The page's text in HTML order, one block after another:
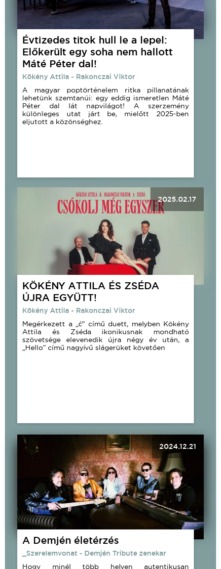
Évtizedes titok hull le a lepel:
Előkerült egy soha nem hallott
Máté Péter dal!
Kökény Attila - Rakonczai Viktor
A magyar poptörténelem ritka pillanatának
lehetünk szemtanúi: egy eddig ismeretlen Máté
Péter dal lát napvilágot! A szerzemény
különleges utat járt be, mielőtt 2025-ben
eljutott a közönséghez.
2025.02.17
KÖKÉNY ATTILA ÉS ZSÉDA
ÚJRA EGYÜTT!
Kökény Attila - Rakonczai Viktor
Megérkezett a „ć" című duett, melyben Kökény
Attila és Zséda ikonikusnak mondható
szövetsége elevenedik újra négy év után, a
„Hello” című nagyívű slágerüket követően
2024.12.21
A Demjén életérzés
_Szerelemvonat - Demjén Tribute zenekar
Hogy minél több helyen autentikusan